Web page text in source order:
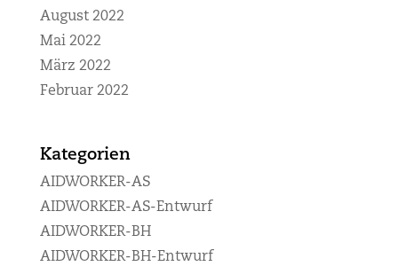
August 2022
Mai 2022
März 2022
Februar 2022
Kategorien
AIDWORKER-AS
AIDWORKER-AS-Entwurf
AIDWORKER-BH
AIDWORKER-BH-Entwurf